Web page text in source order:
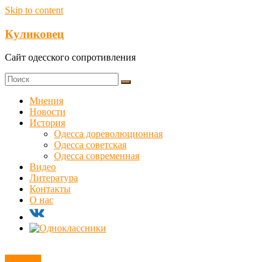
Skip to content
Куликовец
Сайт одесского сопротивления
Мнения
Новости
История
Одесса дореволюционная
Одесса советская
Одесса современная
Видео
Литература
Контакты
О нас